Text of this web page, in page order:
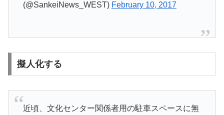
(@SankeiNews_WEST) February 10, 2017
擬人化する
近頃、文化センター関係者用の駐車スペースに無